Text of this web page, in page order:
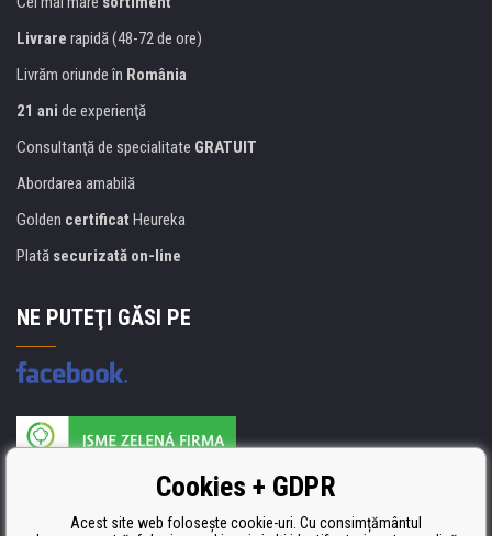
Livrare rapidă (48-72 de ore)
Livrăm oriunde în România
21 ani de experienţă
Consultanţă de specialitate GRATUIT
Abordarea amabilă
Golden certificat Heureka
Plată securizată on-line
NE PUTEŢI GĂSI PE
Producătorul umpluturii de rezervă este certificat
ISO 9001, ISO 14001 şi STMC.Cookies + GDPR
Acest site web folosește cookie-uri. Cu consimțământul